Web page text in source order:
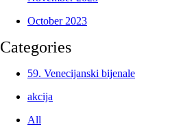
October 2023
Categories
59. Venecijanski bijenale
akcija
All